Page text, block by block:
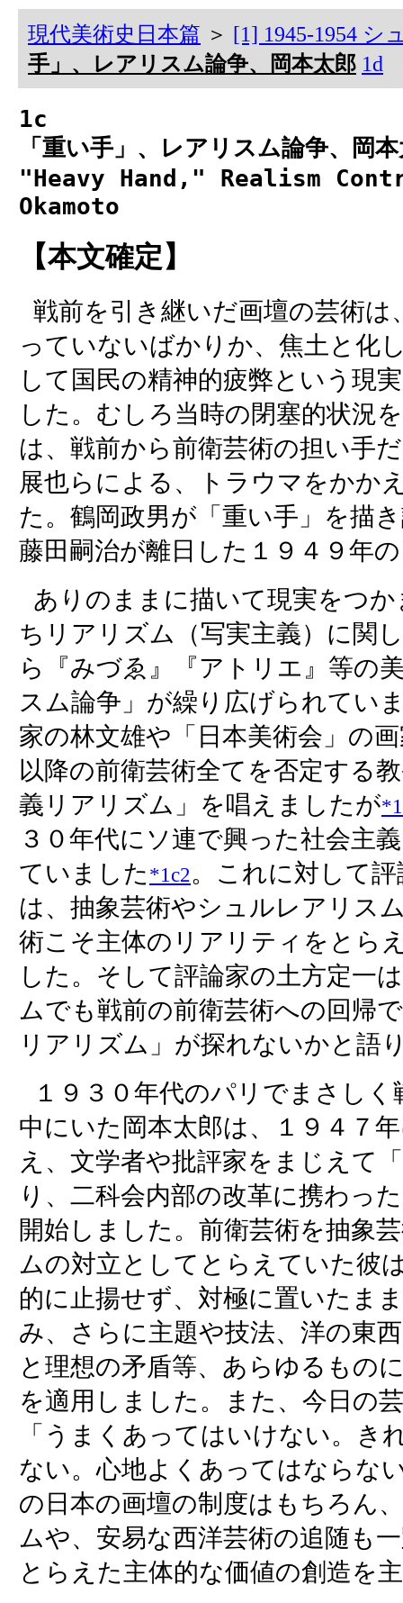
現代美術史日本篇 ＞ [1] 1945-1954 シ
手」、レアリスム論争、岡本太郎 1d
1c
「重い手」、レアリスム論争、岡
"Heavy Hand," Realism
Okamoto
【本文確定】
戦前を引き継いだ画壇の芸術は
っていないばかりか、焦土と化
して国民の精神的疲弊という現
した。むしろ当時の閉塞的状況
は、戦前から前衛芸術の担い手
展也らによる、トラウマをかか
た。鶴岡政男が「重い手」を描
藤田嗣治が離日した１９４９年
ありのままに描いて現実をつ
ちリアリズム（写実主義）に関
ら『みづゑ』『アトリエ』等の
スム論争」が繰り広げられてい
家の林文雄や「日本美術会」の
以降の前衛芸術全てを否定する
義リアリズム」を唱えましたが
３０年代にソ連で興った社会主
ていました *1c2。これに対して
は、抽象芸術やシュルレアリス
術こそ主体のリアリティをとら
した。そして評論家の土方定一
ムでも戦前の前衛芸術への回帰
リアリズム」が探れないかと語
１９３０年代のパリでまさし
中にいた岡本太郎は、１９４７
え、文学者や批評家をまじえて
り、二科会内部の改革に携わっ
開始しました。前衛芸術を抽象
ムの対立としてとらえていた彼
的に止揚せず、対極に置いたま
み、さらに主題や技法、洋の東
と理想の矛盾等、あらゆるもの
を適用しました。また、今日の
「うまくあってはいけない。き
ない。心地よくあってはならな
の日本の画壇の制度はもちろん
ムや、安易な西洋芸術の追随も
とらえた主体的な価値の創造を